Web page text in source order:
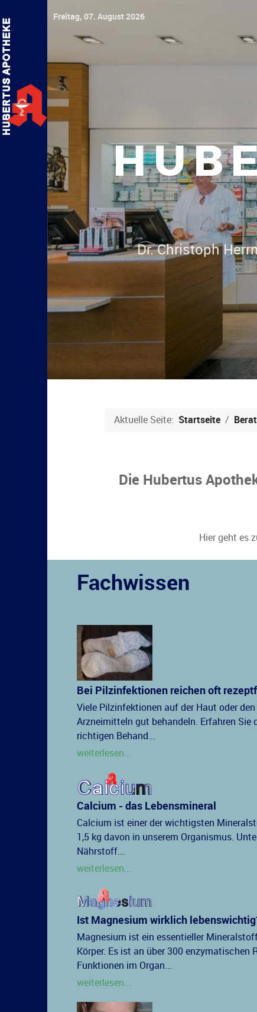
Freitag, 07. August 2026
Dr.
Aktuelle Seite: Startseite
Die Hubertus
Hier geht es
Fachwissen
Bei Pilzinfektionen reichen oft
Viele Pilzinfektionen auf der Haut oder
Arzneimitteln gut behandeln. Erfahren Sie
richtigen Behand...
weiterlesen...
Calcium - das Lebensmineral
Calcium ist einer der wichtigsten
1,5 kg davon in unserem Organismus.
Nährstoff...
weiterlesen...
Ist Magnesium wirklich
Magnesium ist ein essentieller
Körper. Es ist an über 300
Funktionen im Organ...
weiterlesen...